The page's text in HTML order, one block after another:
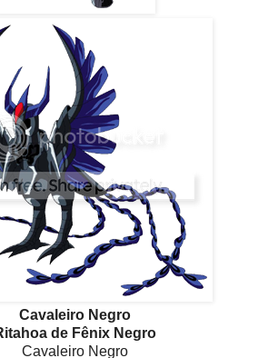
Cavaleiro Negro
de Fênix Negro
Cavaleiro Negro